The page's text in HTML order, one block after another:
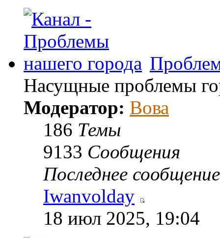
Насущные проблемы
Модератор: Вова
186 Темы
9133 Сообщения
Последнее сообщение
Iwanvolday
18 июл 2025, 19:04